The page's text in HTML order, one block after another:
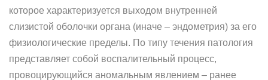
которое характеризуется выходом внутренней
слизистой оболочки органа (иначе – эндометрия) за его
физиологические пределы. По типу течения патология
представляет собой воспалительный процесс,
провоцирующийся аномальным явлением – ранее